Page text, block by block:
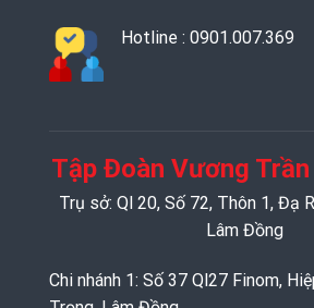
Hotline : 0901.007.369
Tập Đoàn Vương
Trụ sở: Ql 20, Số 72, Thôn 1, Đạ
Lâm Đồng
Chi nhánh 1: Số 37 Ql27 Finom,